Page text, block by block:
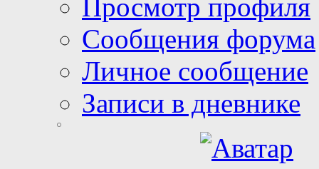
Просмотр профиля
Сообщения форума
Личное сообщение
Записи в дневнике